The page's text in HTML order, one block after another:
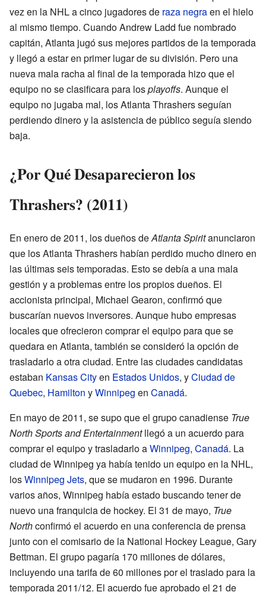
vez en la NHL a cinco jugadores de raza negraen el hielo
al mismo tiempo. Cuando Andrew Ladd fue nombrado
capitán, Atlanta jugó sus mejores partidos de la temporada
y llegó a estar en primer lugar de su división. Pero una
nueva mala racha al final de la temporada hizo que el
equipo no se clasificara para losplayoffs. Aunque el
equipo no jugaba mal, los Atlanta Thrashers seguían
perdiendo dinero y la asistencia de público seguía siendo
baja.
¿Por Qué Desaparecieron los
Thrashers? (2011)
En enero de 2011, los dueños deAtlanta Spiritanunciaron
que los Atlanta Thrashers habían perdido mucho dinero en
las últimas seis temporadas. Esto se debía a una mala
gestión y a problemas entre los propios dueños. El
accionista principal, Michael Gearon, confirmó que
buscarían nuevos inversores. Aunque hubo empresas
locales que ofrecieron comprar el equipo para que se
quedara en Atlanta, también se consideró la opción de
trasladarlo a otra ciudad. Entre las ciudades candidatas
estaban Kansas Cityen Estados Unidos, yCiudad de
Quebec, Hamilton yWinnipeg en Canadá.
En mayo de 2011, se supo que el grupo canadiense True
North Sports and Entertainmentllegó a un acuerdo para
comprar el equipo y trasladarlo aWinnipeg, Canadá. La
ciudad de Winnipeg ya había tenido un equipo en la NHL,
losWinnipeg Jets, que se mudaron en 1996. Durante
varios años, Winnipeg había estado buscando tener de
nuevo una franquicia de hockey. El 31 de mayo, True
Northconfirmó el acuerdo en una conferencia de prensa
junto con el comisario de la National Hockey League, Gary
Bettman. El grupo pagaría 170 millones de dólares,
incluyendo una tarifa de 60 millones por el traslado para la
temporada 2011/12. El acuerdo fue aprobado el 21 de